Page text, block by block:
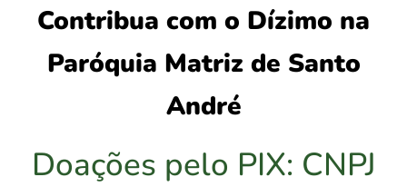
Contribua com o Dízimo na
Paróquia Matriz de Santo
André
Doações pelo PIX: CNPJ